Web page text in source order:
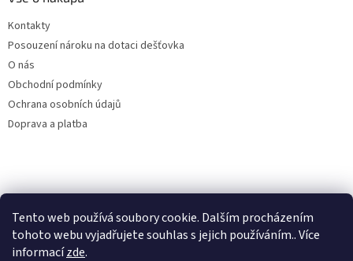
Tento web používá soubory cookie. Dalším procházením
tohoto webu vyjadřujete souhlas s jejich používáním.. Více
informacízde.
Kontakty
Posouzení nároku na dotaci dešťovka
O nás
Obchodní podmínky
Ochrana osobních údajů
Doprava a platba
Filtry dešťové vody
Online